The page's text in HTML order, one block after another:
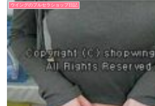
ウイングのブルセラショップ日記